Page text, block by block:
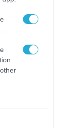
ορεινά.
δυτικοί
δυτικοί
αξιόλογη